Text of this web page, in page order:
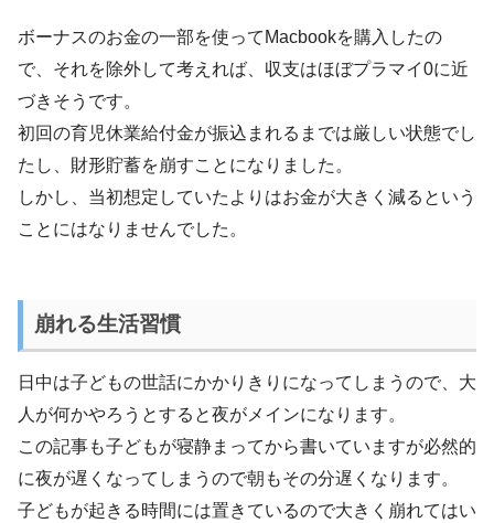
ボーナスのお金の一部を使ってMacbookを購入したの
で、それを除外して考えれば、収支はほぼプラマイ0に近
づきそうです。
初回の育児休業給付金が振込まれるまでは厳しい状態でし
たし、財形貯蓄を崩すことになりました。
しかし、当初想定していたよりはお金が大きく減るという
ことにはなりませんでした。
崩れる生活習慣
日中は子どもの世話にかかりきりになってしまうので、大
人が何かやろうとすると夜がメインになります。
この記事も子どもが寝静まってから書いていますが必然的
に夜が遅くなってしまうので朝もその分遅くなります。
子どもが起きる時間には置きているので大きく崩れてはい